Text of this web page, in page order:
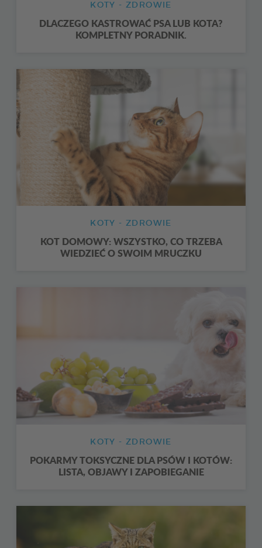
KOTY - ZDROWIE
DLACZEGO KASTROWAĆ PSA LUB KOTA?
KOMPLETNY PORADNIK.
KOTY - ZDROWIE
KOT DOMOWY: WSZYSTKO, CO TRZEBA
WIEDZIEĆ O SWOIM MRUCZKU
KOTY - ZDROWIE
POKARMY TOKSYCZNE DLA PSÓW I KOTÓW:
LISTA, OBJAWY I ZAPOBIEGANIE